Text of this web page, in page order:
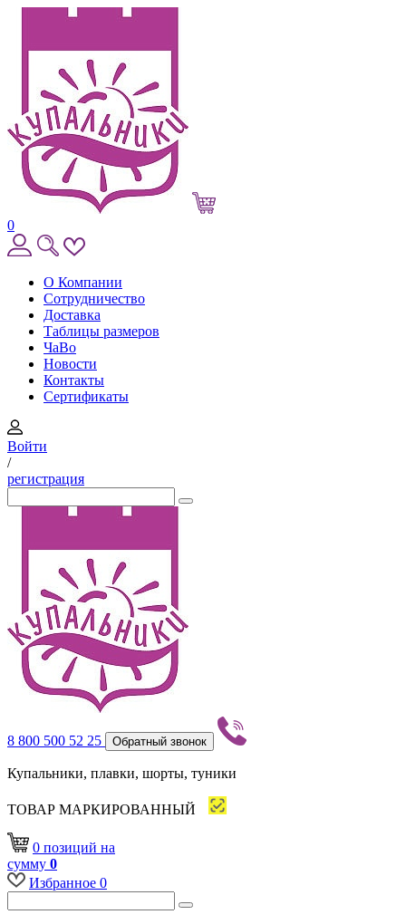
0
О Компании
Сотрудничество
Доставка
Таблицы размеров
ЧаВо
Новости
Контакты
Сертификаты
Войти
/
регистрация
8 800 500 52 25 Обратный звонок
Купальники, плавки, шорты, туники
ТОВАР МАРКИРОВАННЫЙ
0 позиций на
сумму 0
Избранное 0